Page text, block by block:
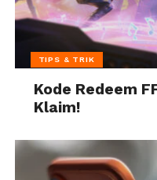
TIPS & TRIK
Kode Redeem
Klaim!